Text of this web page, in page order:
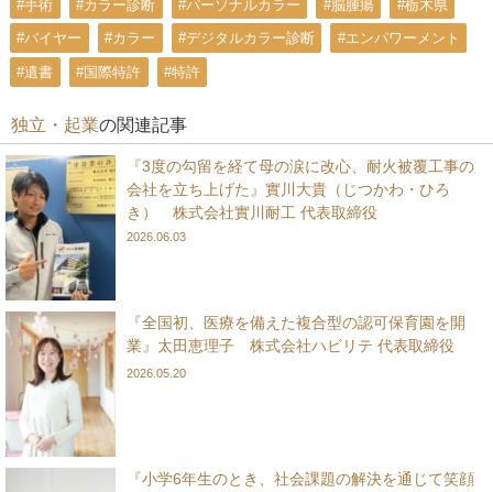
#手術 #カラー診断 #パーソナルカラー #脳腫瘍 #栃木県
#バイヤー #カラー #デジタルカラー診断 #エンパワーメント
#遺書 #国際特許 #特許
独立・起業の関連記事
『3度の勾留を経て母の涙に改心、耐火被覆工事の
会社を立ち上げた』實川大貴（じつかわ・ひろ
き） 株式会社實川耐工 代表取締役
2026.06.03
『全国初、医療を備えた複合型の認可保育園を開
業』太田恵理子 株式会社ハビリテ 代表取締役
2026.05.20
『小学6年生のとき、社会課題の解決を通じて笑顔